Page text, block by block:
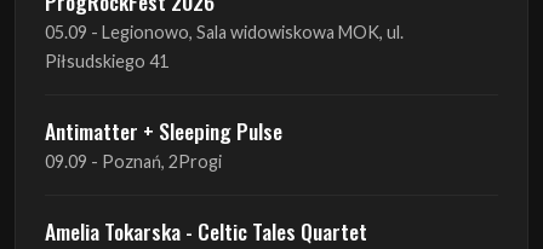
05.09 - Legionowo, Sala widowiskowa MOK, ul.
Piłsudskiego 41
Antimatter + Sleeping Pulse
09.09 - Poznań, 2Progi
Amelia Tokarska - Celtic Tales Quartet